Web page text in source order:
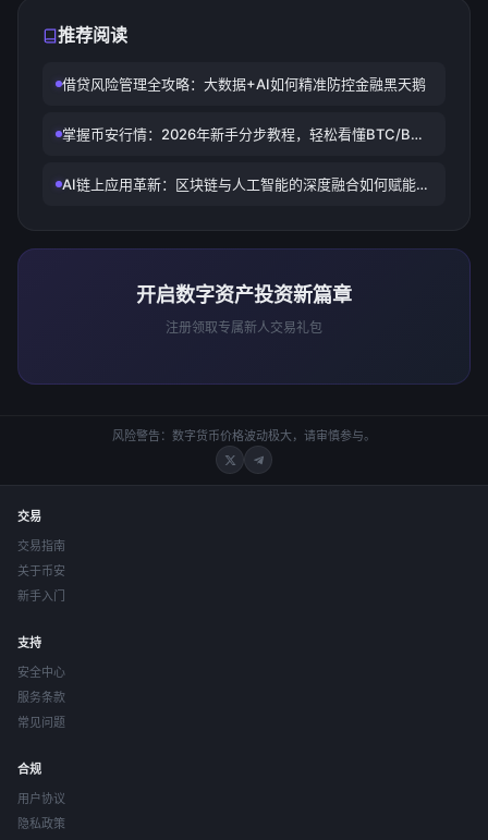
推荐阅读
借贷风险管理全攻略：大数据+AI如何精准防控金融黑天鹅
掌握币安行情：2026年新手分步教程，轻松看懂BTC/BNB
AI链上应用革新：区块链与人工智能的深度融合如何赋能金
开启数字资产投资新篇章
注册领取专属新人交易礼包
风险警告：数字货币价格波动极大，请审慎参与。
交易
交易指南
关于币安
新手入门
支持
安全中心
服务条款
常见问题
合规
用户协议
隐私政策